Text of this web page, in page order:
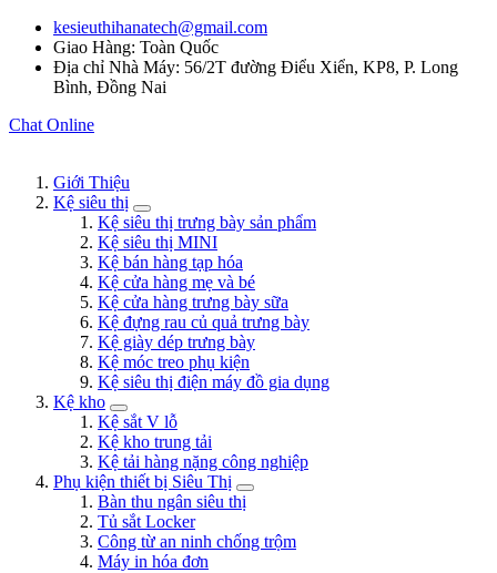
kesieuthihanatech@gmail.com
Giao Hàng: Toàn Quốc
Địa chỉ Nhà Máy: 56/2T đường Điểu Xiển, KP8, P. Long
Bình, Đồng Nai
Chat Online
Giới Thiệu
Kệ siêu thị
Kệ siêu thị trưng bày sản phẩm
Kệ siêu thị MINI
Kệ bán hàng tạp hóa
Kệ cửa hàng mẹ và bé
Kệ cửa hàng trưng bày sữa
Kệ đựng rau củ quả trưng bày
Kệ giày dép trưng bày
Kệ móc treo phụ kiện
Kệ siêu thị điện máy đồ gia dụng
Kệ kho
Kệ sắt V lỗ
Kệ kho trung tải
Kệ tải hàng nặng công nghiệp
Phụ kiện thiết bị Siêu Thị
Bàn thu ngân siêu thị
Tủ sắt Locker
Công từ an ninh chống trộm
Máy in hóa đơn